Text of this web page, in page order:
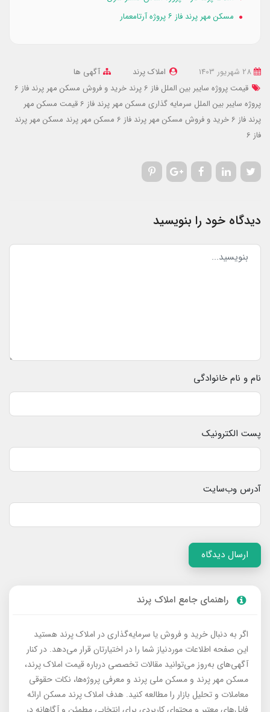
مسکن مهر پرند فاز ۶ پروژه آرتامعمار
املاک پرند
آگهی ها
قیمت پروژه سایبر بین الملل فاز 6 پرند
خرید و فروش مسکن مهر پرند فاز 6
پروژه سایبر بین الملل سرمایه گذاری مسکن مهر پرند فاز 6
قیمت مسکن مهر
پرند فاز 6
خرید و فروش مسکن مهر پرند فاز 6 مسکن مهر پرند مسکن مهر پرند
فاز 6
دیدگاه خود را بنویسید
نام و نام خانوادگی
پست الکترونیک
آدرس وب‌سایت
ارسال دیدگاه
راهنمای جامع املاک پرند
اگر به دنبال خرید و فروش یا سرمایه‌گذاری در املاک پرند هستید
این صفحه اطلاعات موردنیاز شما را در اختیارتان قرار می‌دهد. در کنار
آگهی‌های به‌روز می‌توانید مقالات تخصصی درباره قیمت املاک پرند،
مسکن مهر پرند و مسکن ملی پرند و معرفی پروژه‌ها، نکات حقوقی
معاملات و تحلیل بازار را مطالعه کنید. هدف املاک پرند مسکن ارائه